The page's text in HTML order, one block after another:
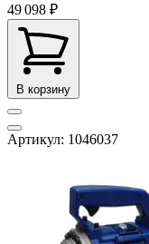
49 098 ₽
В корзину
Артикул: 1046037